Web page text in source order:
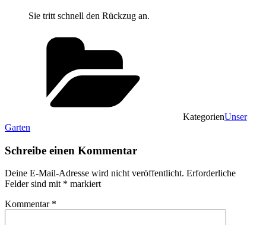
Sie tritt schnell den Rückzug an.
KategorienUnser
Garten
Schreibe einen Kommentar
Deine E-Mail-Adresse wird nicht veröffentlicht. Erforderliche
Felder sind mit * markiert
Kommentar *